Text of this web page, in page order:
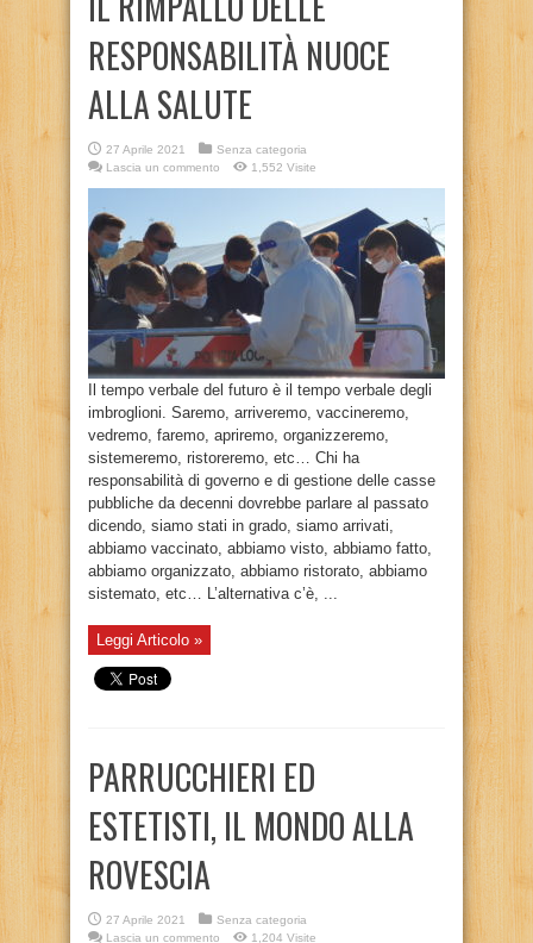
RESPONSABILITÀ NUOCE
ALLA SALUTE
27 Aprile 2021
Senza categoria
Lascia un commento
1,552 Visite
Il tempo verbale del futuro è il tempo verbale degli
imbroglioni. Saremo, arriveremo, vaccineremo,
vedremo, faremo, apriremo, organizzeremo,
sistemeremo, ristoreremo, etc… Chi ha
responsabilità di governo e di gestione delle casse
pubbliche da decenni dovrebbe parlare al passato
dicendo, siamo stati in grado, siamo arrivati,
abbiamo vaccinato, abbiamo visto, abbiamo fatto,
abbiamo organizzato, abbiamo ristorato, abbiamo
sistemato, etc… L’alternativa c’è, ...
Leggi Articolo »
PARRUCCHIERI ED
ESTETISTI, IL MONDO ALLA
ROVESCIA
27 Aprile 2021
Senza categoria
Lascia un commento
1,204 Visite